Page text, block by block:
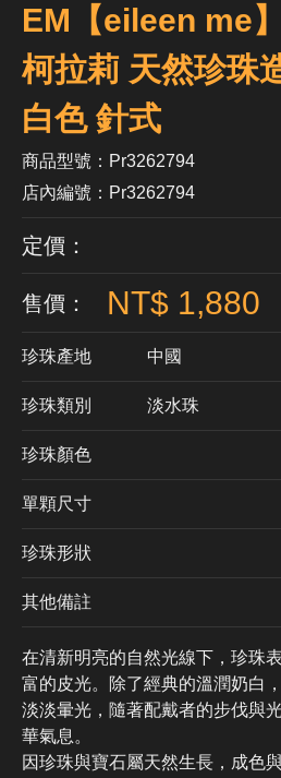
EM【eileen me
柯拉莉 天然珍珠
白色 針式
商品型號：Pr3262794
店內編號：Pr3262794
定價：
售價： NT$ 1,880
珍珠產地 中國
珍珠類別 淡水珠
珍珠顏色
單顆尺寸
珍珠形狀
其他備註
在清新明亮的自然光線下，珍珠
富的皮光。除了經典的溫潤奶白
淡淡暈光，隨著配戴者的步伐與
華氣息。
因珍珠與寶石屬天然生長，成色